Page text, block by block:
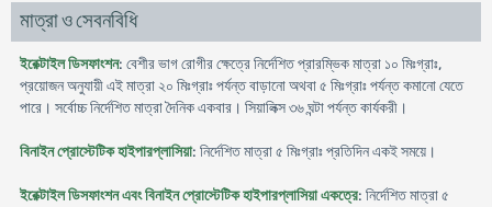
মাত্রা ও সেবনবিধি
ইরেক্টাইল ডিসফাংশন: বেশীর ভাগ রোগীর ক্ষেত্রে নির্দেশিত প্রারম্ভিক মাত্রা ১০ মিঃগ্রাঃ,
প্রয়োজন অনুযায়ী এই মাত্রা ২০ মিঃগ্রাঃ পর্যন্ত বাড়ানো অথবা ৫ মিঃগ্রাঃ পর্যন্ত কমানো যেতে
পারে। সর্বোচ্চ নির্দেশিত মাত্রা দৈনিক একবার। সিয়ালিক্স ৩৬ ঘন্টা পর্যন্ত কার্যকরী।
বিনাইন প্রোস্টেটিক হাইপারপ্লাসিয়া: নির্দেশিত মাত্রা ৫ মিঃগ্রাঃ প্রতিদিন একই সময়ে।
ইরেক্টাইল ডিসফাংশন এবং বিনাইন প্রোস্টেটিক হাইপারপ্লাসিয়া একত্রে: নির্দেশিত মাত্রা ৫